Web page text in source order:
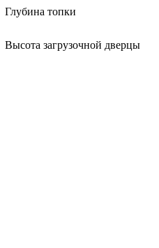
Глубина топки
Высота загрузочной дверцы